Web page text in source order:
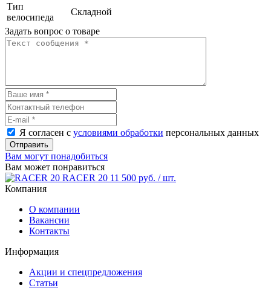
Тип
велосипеда
Складной
Задать вопрос о товаре
Я согласен с условиями обработки персональных данных
Отправить
Вам могут понадобиться
Вам может понравиться
RACER 20 11 500 руб. / шт.
Компания
О компании
Вакансии
Контакты
Информация
Акции и спецпредложения
Статьи